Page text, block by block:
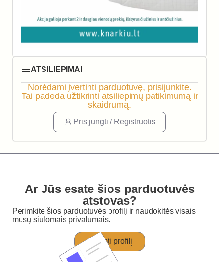
ATSILIEPIMAI
Norėdami įvertinti parduotuvę, prisijunkite.
Tai padeda užtikrinti atsiliepimų patikimumą ir
skaidrumą.
Prisijungti / Registruotis
Ar Jūs esate šios parduotuvės
atstovas?
Perimkite šios parduotuvės profilį ir naudokitės visais
mūsų siūlomais privalumais.
Perimti profilį